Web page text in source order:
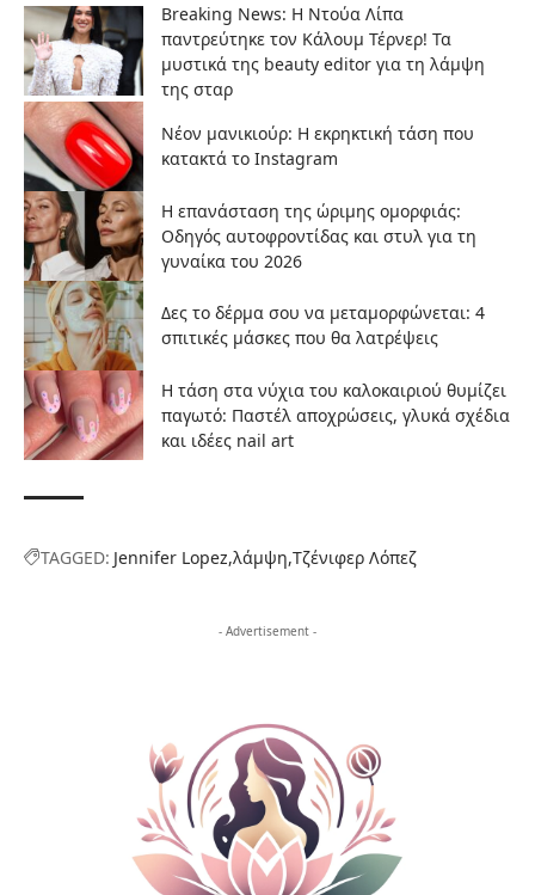
Breaking News: Η Ντούα Λίπα
παντρεύτηκε τον Κάλουμ Τέρνερ! Τα
μυστικά της beauty editor για τη λάμψη
της σταρ
Νέον μανικιούρ: Η εκρηκτική τάση που
κατακτά το Instagram
Η επανάσταση της ώριμης ομορφιάς:
Οδηγός αυτοφροντίδας και στυλ για τη
γυναίκα του 2026
Δες το δέρμα σου να μεταμορφώνεται: 4
σπιτικές μάσκες που θα λατρέψεις
Η τάση στα νύχια του καλοκαιριού θυμίζει
παγωτό: Παστέλ αποχρώσεις, γλυκά σχέδια
και ιδέες nail art
TAGGED: Jennifer Lopez λάμψη Τζένιφερ Λόπεζ
- Advertisement -